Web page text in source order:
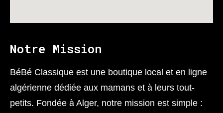
Notre Mission
BéBé Classique est une boutique local et en ligne
algérienne dédiée aux mamans et à leurs tout-
petits. Fondée à Alger, notre mission est simple :